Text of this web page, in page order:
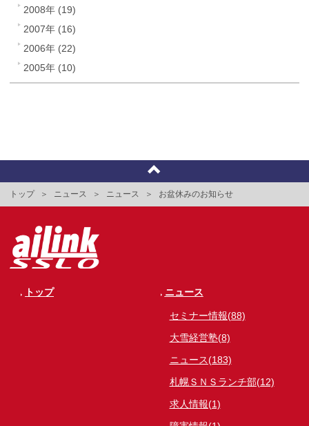
2008年 (19)
2007年 (16)
2006年 (22)
2005年 (10)
トップ ニュース ニュース お盆休みのお知らせ
トップ ニュース
セミナー情報(88)
大雪経営塾(8)
ニュース(183)
札幌ＳＮＳランチ部(12)
求人情報(1)